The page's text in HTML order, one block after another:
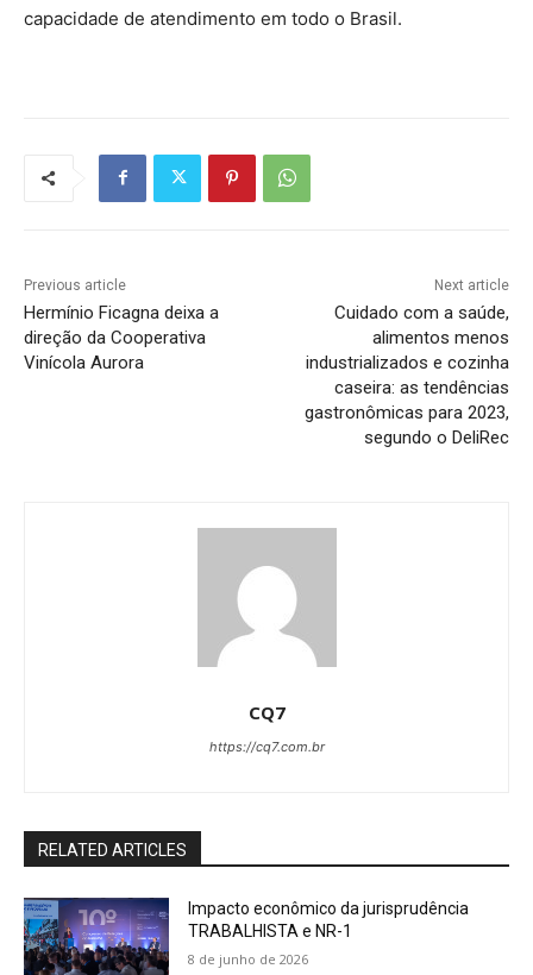
capacidade de atendimento em todo o Brasil.
Previous article
Hermínio Ficagna deixa a
direção da Cooperativa
Vinícola Aurora
Next article
Cuidado com a saúde,
alimentos menos
industrializados e cozinha
caseira: as tendências
gastronômicas para 2023,
segundo o DeliRec
CQ7
https://cq7.com.br
RELATED ARTICLES
Impacto econômico da jurisprudência
TRABALHISTA e NR-1
8 de junho de 2026